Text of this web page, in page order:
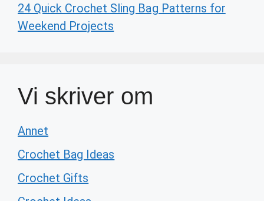
24 Quick Crochet Sling Bag Patterns for
Weekend Projects
Vi skriver om
Annet
Crochet Bag Ideas
Crochet Gifts